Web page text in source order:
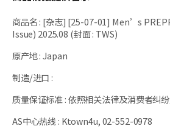
商品名: [杂志] [25-07-01] Men’s
Issue) 2025.08 (封面 : TWS)
原产地:Japan
制造/进口 :
质量保证标准 :依照相关法律及消费者纠
AS中心热线 : Ktown4u, 02-552-0978